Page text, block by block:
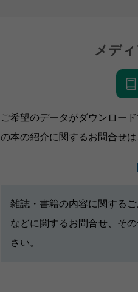
メデ
ご希望のデータがダウンロー
の本の紹介に関するお問合せ
雑誌・書籍の内容に関する
などに関するお問合せ、そ
さい。